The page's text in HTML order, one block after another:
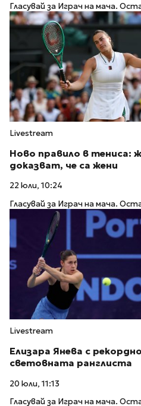
Гласувай за Играч на мача.
Livestream
Ново правило в
доказват, че са жени
22 юли, 10:24
Гласувай за Играч на мача.
Livestream
Елизара Янева с
световната ранглиста
20 юли, 11:13
Гласувай за Играч на мача.